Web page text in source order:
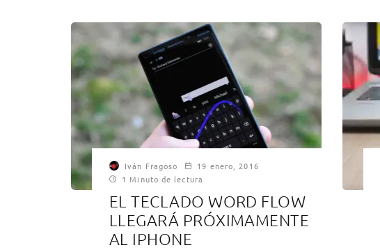
Iván Fragoso
19 enero, 2016
1 Minuto de lectura
EL TECLADO WORD FLOW
LLEGARÁ PRÓXIMAMENTE
AL IPHONE